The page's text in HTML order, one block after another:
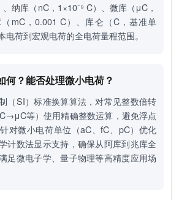
、纳库（nC，1×10⁻⁹ C）、微库（μC，
（mC，0.001 C）、库仑（C，基准单
电荷到宏观电荷的全电荷量程范围。
何？能否处理微小电荷？
（SI）标准换算算法，对常见整数倍转
等）使用精确整数运算，避免浮点
对微小电荷单位（aC、fC、pC）优化
计数法显示支持，确保从阿库到兆库全
足微电子学、量子物理等高精度应用场